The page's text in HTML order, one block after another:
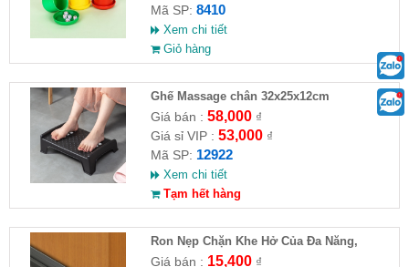
Mã SP: 8410
Xem chi tiết
Giỏ hàng
Ghế Massage chân 32x25x12cm
Giá bán : 58,000₫
Giá sỉ VIP : 53,000₫
Mã SP: 12922
Xem chi tiết
Tạm hết hàng
Ron Nẹp Chặn Khe Hở Của Đa Năng,
Chống Côn Trùng( HĐ )
Giá bán : 15,400₫